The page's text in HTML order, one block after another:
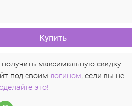
Купить
получить максимальную скидку-
под своим логином, если вы не
сделайте это!